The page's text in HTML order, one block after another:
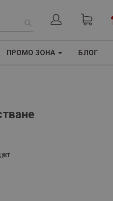
ТЪРСЕНЕ
ПРОМО ЗОНА БЛОГ